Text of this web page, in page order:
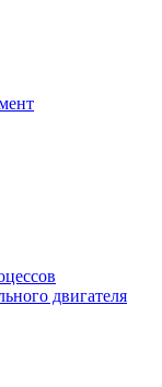
двигателя